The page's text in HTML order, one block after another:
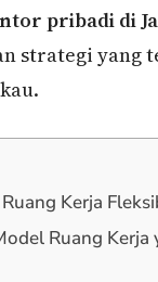
pribadi di
strategi
Kerja
Ruang